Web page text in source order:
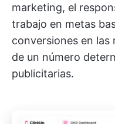
marketing, el
trabajo en metas
conversiones en las
de un número
publicitarias.